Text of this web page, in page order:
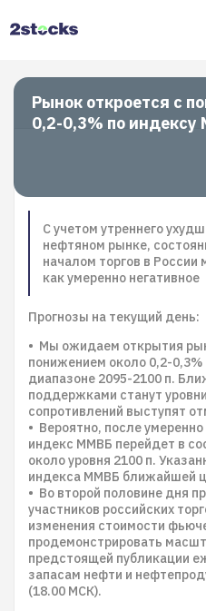
Рынок откроется с
0,2-0,3% по
С учетом утреннего
нефтяном рынке,
началом торгов в России
как умеренно негативное
Прогнозы на текущий день:
• Мы ожидаем открытия
понижением около 0,2-
диапазоне 2095-2100 п.
поддержками станут
сопротивлений выступят
• Вероятно, после умеренно
индекс ММВБ перейдет в
около уровня 2100 п.
индекса ММВБ ближайшей
• Во второй половине дня
участников российских
изменения стоимости
продемонстрировать
предстоящей публикации
запасам нефти и
(18.00 МСК).